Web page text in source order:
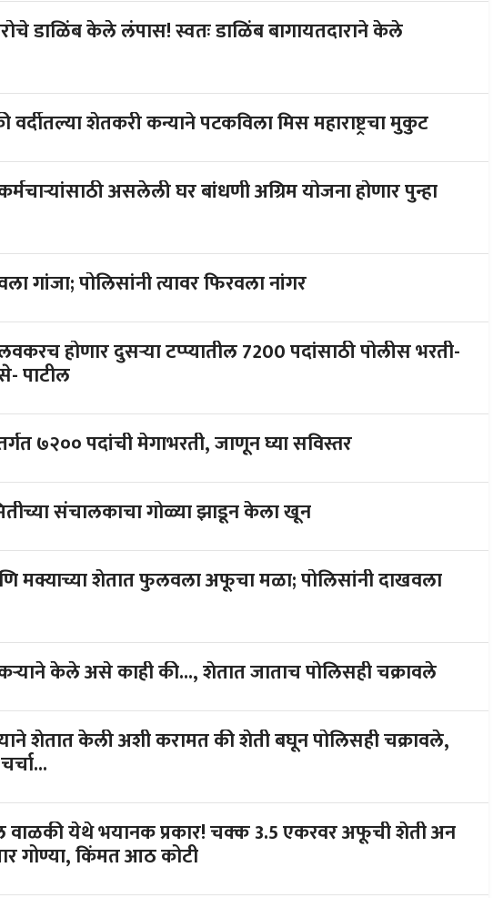
डाळिंब केले लंपास! स्वतः डाळिंब बागायतदाराने केले
वर्दीतल्या शेतकरी कन्याने पटकविला मिस महाराष्ट्रचा मुकुट
असलेली घर बांधणी अग्रिम योजना होणार पुन्हा
गांजा; पोलिसांनी त्यावर फिरवला नांगर
होणार दुसऱ्या टप्प्यातील 7200 पदांसाठी पोलीस भरती-
पाटील
७२०० पदांची मेगाभरती, जाणून घ्या सविस्तर
संचालकाचा गोळ्या झाडून केला खून
मक्याच्या शेतात फुलवला अफूचा मळा; पोलिसांनी दाखवला
केले असे काही की..., शेतात जाताच पोलिसही चक्रावले
चक्रावले,
वाळकी येथे भयानक प्रकार! चक्क 3.5 एकरवर अफूची शेती अन
गोण्या, किंमत आठ कोटी